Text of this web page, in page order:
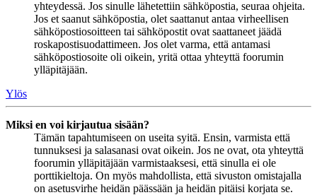
yhteydessä. Jos sinulle lähetettiin sähköpostia, seuraa ohjeita.
Jos et saanut sähköpostia, olet saattanut antaa virheellisen
sähköpostiosoitteen tai sähköpostit ovat saattaneet jäädä
roskapostisuodattimeen. Jos olet varma, että antamasi
sähköpostiosoite oli oikein, yritä ottaa yhteyttä foorumin
ylläpitäjään.
Ylös
Miksi en voi kirjautua sisään?
Tämän tapahtumiseen on useita syitä. Ensin, varmista että
tunnuksesi ja salasanasi ovat oikein. Jos ne ovat, ota yhteyttä
foorumin ylläpitäjään varmistaaksesi, että sinulla ei ole
porttikieltoja. On myös mahdollista, että sivuston omistajalla
on asetusvirhe heidän päässään ja heidän pitäisi korjata se.